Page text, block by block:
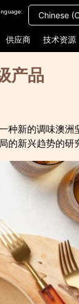
Chinese
供应商 技术资源
产品
种新的调味澳洲
的新兴趋势的研